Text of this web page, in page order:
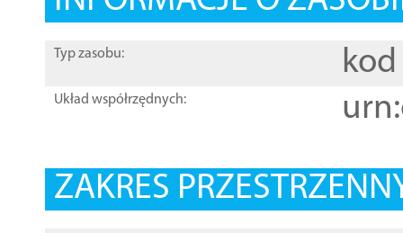
Typ zasobu: kod
Układ współrzędnych:
ZAKRES